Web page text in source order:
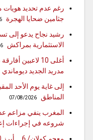
رغم عدم تحديد
جثامين ضحايا الهجرة
رشيد نجاح يدعو إلى
الاستثمارية بمراكش
مدريد الجديد ديوماندي
إلى غاية يوم الأحد
المناطق
07/08/2026
المغرب ينفي مزاعم
شروعه في إجراءات